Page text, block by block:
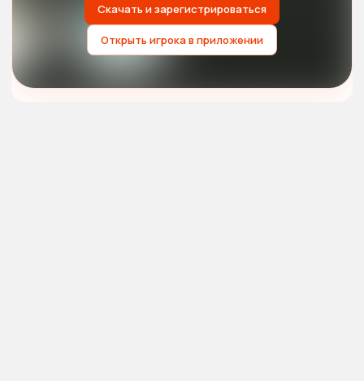
Скачать и зарегистрироваться
Открыть игрока в приложении